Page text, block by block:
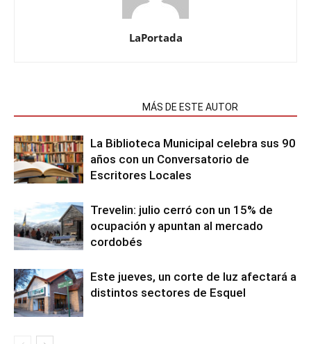
LaPortada
MÁS DE ESTE AUTOR
La Biblioteca Municipal celebra sus 90
años con un Conversatorio de
Escritores Locales
Trevelin: julio cerró con un 15% de
ocupación y apuntan al mercado
cordobés
Este jueves, un corte de luz afectará a
distintos sectores de Esquel